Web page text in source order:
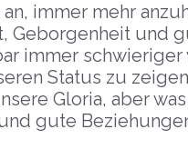
immer mehr
Geborgenheit und
immer
Status zu
Gloria, aber
gute